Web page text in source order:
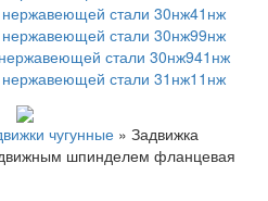
нержавеющей стали 30нж41нж
нержавеющей стали 30нж99нж
стали 30нж941нж
нержавеющей стали 31нж11нж
чугунные » Задвижка
шпинделем фланцевая